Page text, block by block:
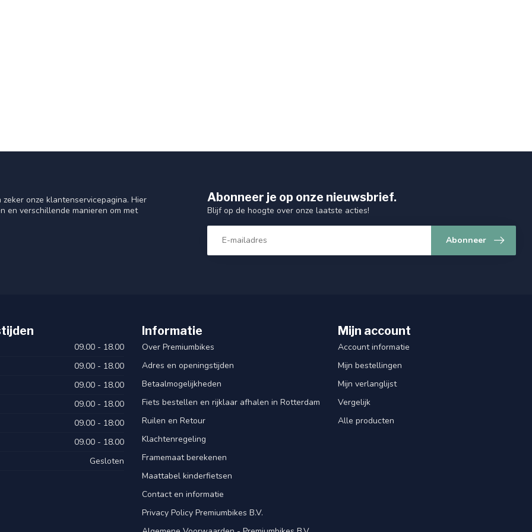
onze klantenservicepagina. Hier
en verschillende manieren om met
Abonneer je op onze nieuwsbrief.
Blijf op de hoogte over onze laatste acties!
Abonneer
09.00 - 18.00
09.00 - 18.00
09.00 - 18.00
09.00 - 18.00
09.00 - 18:00
09.00 - 18.00
Gesloten
Informatie
Over Premiumbikes
Adres en openingstijden
Betaalmogelijkheden
Fiets bestellen en rijklaar afhalen in Rotterdam
Ruilen en Retour
Klachtenregeling
Framemaat berekenen
Maattabel kinderfietsen
Contact en informatie
Privacy Policy Premiumbikes B.V.
Mijn account
Account informatie
Mijn bestellingen
Mijn verlanglijst
Vergelijk
Alle producten